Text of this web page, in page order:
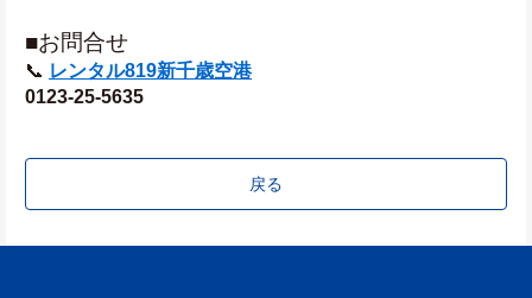
■お問合せ
📞 レンタル819新千歳空港
0123-25-5635
戻る